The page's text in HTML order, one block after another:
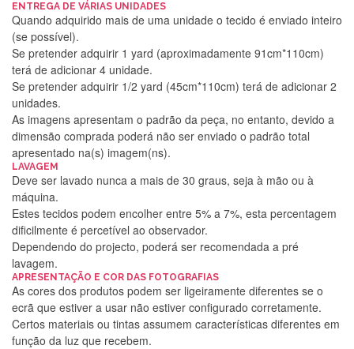
ENTREGA DE VÁRIAS UNIDADES
Quando adquirido mais de uma unidade o tecido é enviado inteiro
(se possível).
Se pretender adquirir 1 yard (aproximadamente 91cm*110cm)
terá de adicionar 4 unidade.
Se pretender adquirir 1/2 yard (45cm*110cm) terá de adicionar 2
unidades.
As imagens apresentam o padrão da peça, no entanto, devido a
dimensão comprada poderá não ser enviado o padrão total
apresentado na(s) imagem(ns).
LAVAGEM
Deve ser lavado nunca a mais de 30 graus, seja à mão ou à
máquina.
Estes tecidos podem encolher entre 5% a 7%, esta percentagem
dificilmente é percetível ao observador.
Dependendo do projecto, poderá ser recomendada a pré
lavagem.
APRESENTAÇÃO E COR DAS FOTOGRAFIAS
As cores dos produtos podem ser ligeiramente diferentes se o
ecrã que estiver a usar não estiver configurado corretamente.
Certos materiais ou tintas assumem características diferentes em
função da luz que recebem.
Silvia Lopes
Encomenda direitinha. Rapidez e segurança. Volto a
encomendar.